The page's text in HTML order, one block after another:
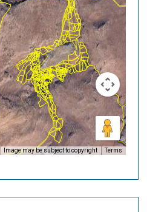
Image may be subject to copyright Terms